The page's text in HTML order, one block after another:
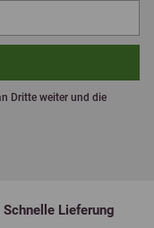
Dritte weiter und die
Schnelle Lieferung